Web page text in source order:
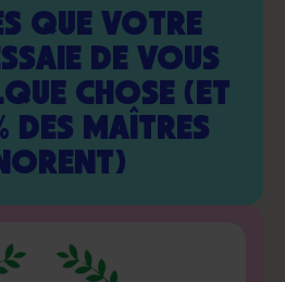
QUE VOTRE
DE VOUS
CHOSE (ET
DES MAÎTRES